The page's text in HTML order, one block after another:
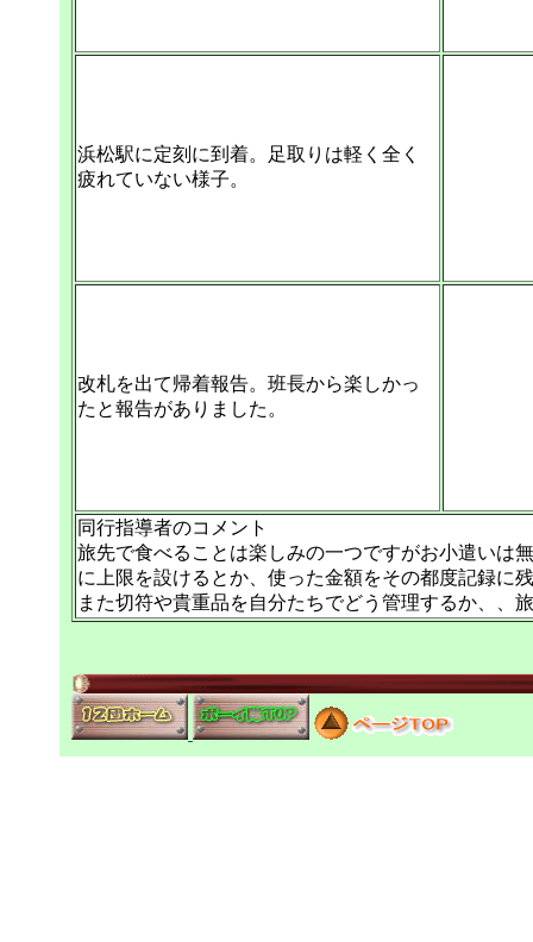
浜松駅に定刻に到着。足取りは軽く全く
疲れていない様子。
改札を出て帰着報告。班長から楽しかっ
たと報告がありました。
同行指導者のコメント
旅先で食べることは楽しみの一つですがお小遣いは
に上限を設けるとか、使った金額をその都度記録に
また切符や貴重品を自分たちでどう管理するか、、